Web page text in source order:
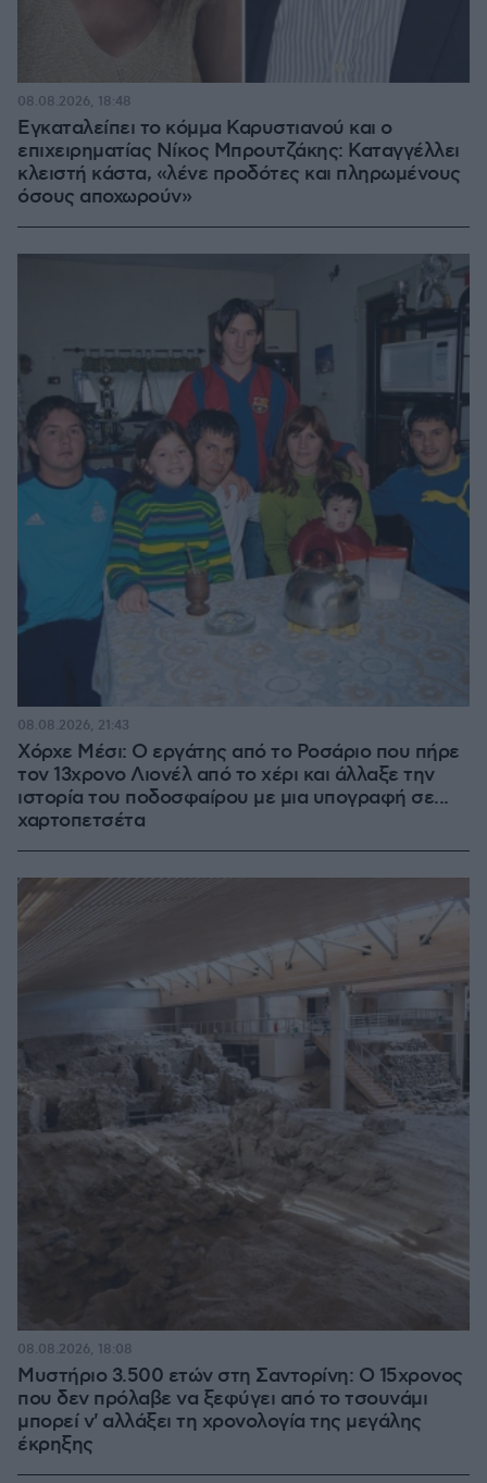
Εγκαταλείπει το κόμμα Καρυστιανού και ο
επιχειρηματίας Νίκος Μπρουτζάκης: Καταγγέλλει
κλειστή κάστα, «λένε προδότες και πληρωμένους
όσους αποχωρούν»
08.08.2026, 18:48
Χόρχε Μέσι: Ο εργάτης από το Ροσάριο που πήρε
τον 13χρονο Λιονέλ από το χέρι και άλλαξε την
ιστορία του ποδοσφαίρου με μια υπογραφή σε...
χαρτοπετσέτα
08.08.2026, 21:43
Μυστήριο 3.500 ετών στη Σαντορίνη: Ο 15χρονος
που δεν πρόλαβε να ξεφύγει από το τσουνάμι
μπορεί ν' αλλάξει τη χρονολογία της μεγάλης
έκρηξης
08.08.2026, 18:08